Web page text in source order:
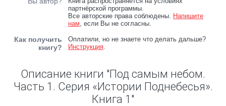
партнёрской программы.
Все авторские права соблюдены. Напишите
нам, если Вы не согласны.
Как получить
книгу?
Оплатили, но не знаете что делать дальше?
Инструкция.
Описание книги "Под самым небом.
Часть 1. Серия «Истории Поднебесья».
Книга 1"